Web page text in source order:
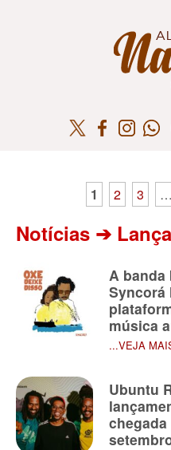
Paginação
de
1 2 3 …
Notícias ➔
A banda
Syncorá
música
...VEJA
Ubuntu